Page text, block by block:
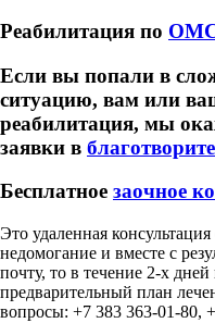
Реабилитация по
Если вы попали в
ситуацию, вам или
реабилитация, мы
заявки в
Бесплатное заочное
Это удаленная
недомогание и вместе с
почту, то в течение 2-х
предварительный план
вопросы: +7 383 363-01-80,